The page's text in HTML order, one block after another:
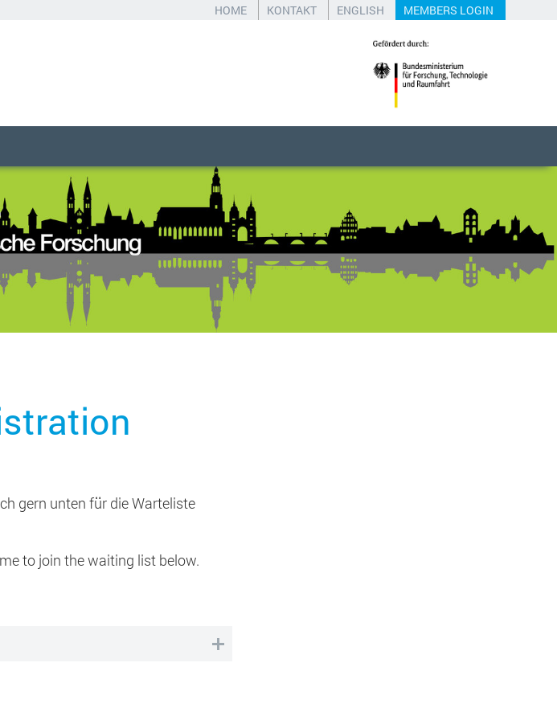
HOME KONTAKT ENGLISH MEMBERS LOGIN
gern unten für die Warteliste
to join the waiting list below.